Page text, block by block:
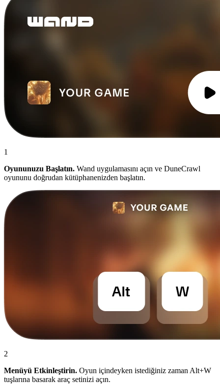
1
Oyununuzu Başlatın. Wand uygulamasını açın ve DuneCrawl
oyununu doğrudan kütüphanenizden başlatın.
2
Menüyü Etkinleştirin. Oyun içindeyken istediğiniz zaman Alt+W
tuşlarına basarak araç setinizi açın.